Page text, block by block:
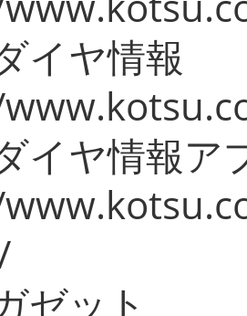
イヤ情報
イヤ情報ア
ゼット